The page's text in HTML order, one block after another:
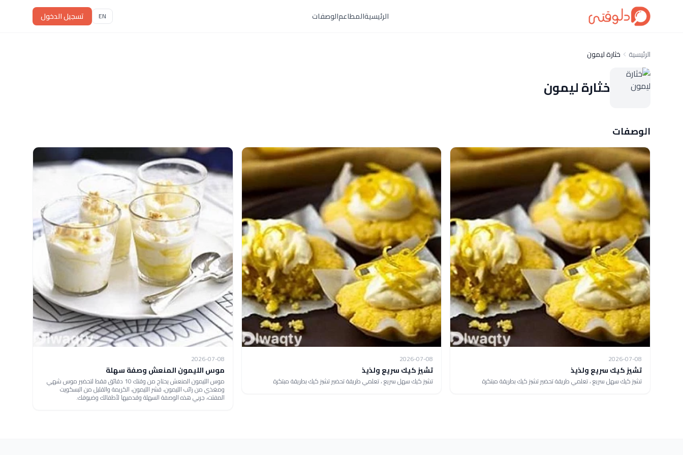
الرئيسيةالمطاعمالوصفات EN تسجيل الدخول
الرئيسية خثارة ليمون
خثارة ليمون
الوصفات
2026-07-08
تشيز كيك سريع ولذيذ
تشيز كيك سهل سريع ، تعلمي طريقة تحضير تشيز كيك بطريقة مبتكرة
2026-07-08
تشيز كيك سريع ولذيذ
تشيز كيك سهل سريع ، تعلمي طريقة تحضير تشيز كيك بطريقة مبتكرة
2026-07-08
موس الليمون المنعش وصفة سهلة
موس الليمون المنعش يحتاج من وقتك 10 دقائق فقط لتحضير موس شهي
ومغذي من رائب الليمون، قشر الليمون، الكريمة والقليل من البسكويت
المفتت، جربي هذه الوصفة السهلة وقدميها لأطفالك وضيوفك.